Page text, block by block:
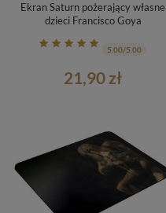
Ekran Saturn pożerający własne
dzieci Francisco Goya
5.00/5.00
21,90 zł